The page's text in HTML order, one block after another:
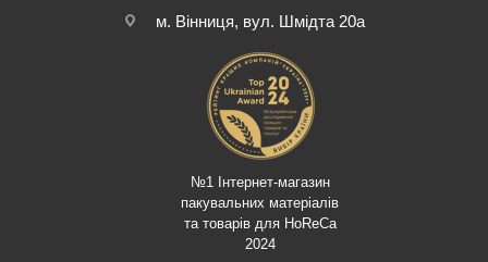
м. Вінниця, вул. Шмідта 20а
№1 Інтернет-магазин
пакувальних матеріалів
та товарів для HoReCa
2024